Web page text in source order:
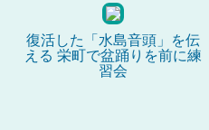
復活した「水島音頭」を伝
える 栄町で盆踊りを前に練
習会